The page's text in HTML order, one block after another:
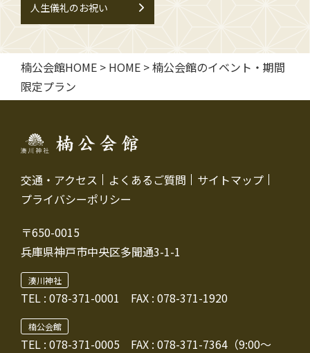
人生儀礼のお祝い
楠公会館HOME > HOME >楠公会館のイベント・期間
限定プラン
交通・アクセス よくあるご質問
サイトマップ
プライバシーポリシー
〒650-0015
兵庫県神戸市中央区多聞通3-1-1
湊川神社
TEL : 078-371-0001 FAX : 078-371-1920
楠公会館
TEL : 078-371-0005 FAX : 078-371-7364（9:00～